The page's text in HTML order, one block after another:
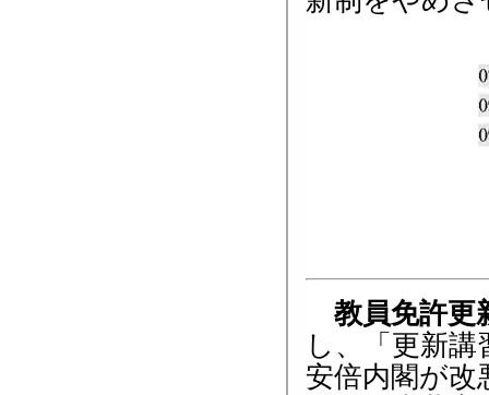
教員免許更
し、「更新
安倍内閣が改